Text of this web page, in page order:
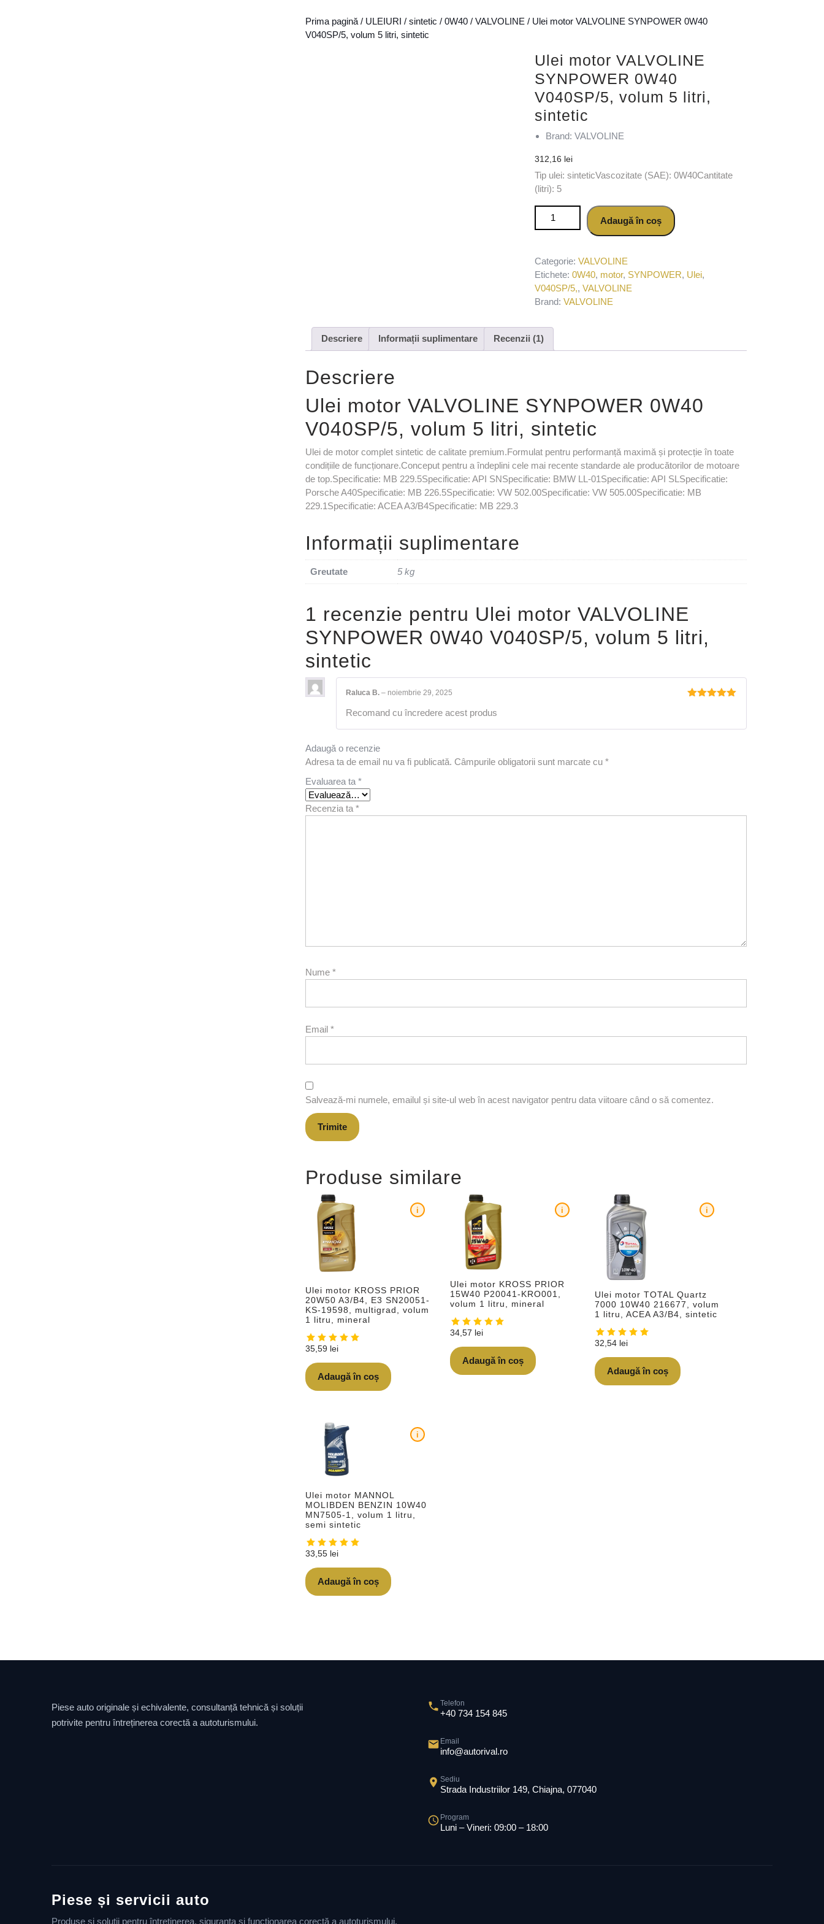
Prima pagină / ULEIURI / sintetic / 0W40 / VALVOLINE / Ulei motor VALVOLINE SYNPOWER 0W40
V040SP/5, volum 5 litri, sintetic
Ulei motor VALVOLINE
SYNPOWER 0W40
V040SP/5, volum 5 litri,
sintetic
Brand: VALVOLINE
312,16 lei
Tip ulei: sinteticVascozitate (SAE): 0W40Cantitate
(litri): 5
Cantitate Ulei motor VALVOLINE SYNPOWER 0W40 V040SP/5, volum
Adaugă în coș
Categorie:VALVOLINE
Etichete:0W40, motor, SYNPOWER, Ulei,
V040SP/5,,VALVOLINE
Brand:VALVOLINE
Descriere Informații suplimentare Recenzii (1)
Descriere
Ulei motor VALVOLINE SYNPOWER 0W40
V040SP/5, volum 5 litri, sintetic
Ulei de motor complet sintetic de calitate premium.Formulat pentru performanță maximă și protecție în toate
condițiile de funcționare.Conceput pentru a îndeplini cele mai recente standarde ale producătorilor de motoare
de top.Specificatie: MB 229.5Specificatie: API SNSpecificatie: BMW LL-01Specificatie: API SLSpecificatie:
Porsche A40Specificatie: MB 226.5Specificatie: VW 502.00Specificatie: VW 505.00Specificatie: MB
229.1Specificatie: ACEA A3/B4Specificatie: MB 229.3
Informații suplimentare
Greutate 5 kg
1 recenzie pentru Ulei motor VALVOLINE
SYNPOWER 0W40 V040SP/5, volum 5 litri,
sintetic
Raluca B. – noiembrie 29, 2025
Recomand cu încredere acest produs
Adaugă o recenzie
Adresa ta de email nu va fi publicată. Câmpurile obligatorii sunt marcate cu *
Evaluarea ta *
Recenzia ta *
Nume *
Email *
Salvează-mi numele, emailul și site-ul web în acest navigator pentru data viitoare când o să comentez.
Produse similare
Ulei motor KROSS PRIOR
20W50 A3/B4, E3 SN20051-
KS-19598, multigrad, volum
1 litru, mineral
i
35,59 lei
Adaugă în coș
Ulei motor KROSS PRIOR
15W40 P20041-KRO001,
volum 1 litru, mineral
i
34,57 lei
Adaugă în coș
Ulei motor TOTAL Quartz
7000 10W40 216677, volum
1 litru, ACEA A3/B4, sintetic
i
32,54 lei
Adaugă în coș
Ulei motor MANNOL
MOLIBDEN BENZIN 10W40
MN7505-1, volum 1 litru,
semi sintetic
i
33,55 lei
Adaugă în coș
Piese auto originale și echivalente, consultanță tehnică și soluții
potrivite pentru întreținerea corectă a autoturismului.
Telefon
+40 734 154 845
Email
info@autorival.ro
Sediu
Strada Industriilor 149, Chiajna, 077040
Program
Luni – Vineri: 09:00 – 18:00
Piese și servicii auto
Produse și soluții pentru întreținerea, siguranța și funcționarea corectă a autoturismului.